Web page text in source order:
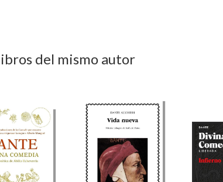
del mismo autor